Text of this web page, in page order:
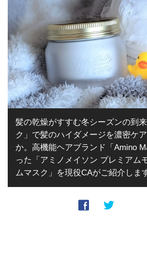
髪の乾燥がすすむ冬シーズンの到
ク」で髪のハイダメージを濃密ケ
か。高機能ヘアブランド「Amino
った「アミノメイソン プレミアム
ムマスク」を現役CAがご紹介しま